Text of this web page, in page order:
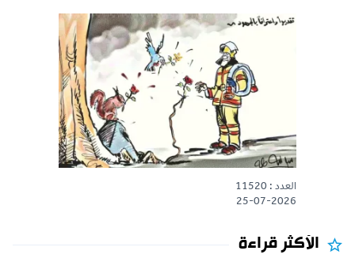
العدد : 11520
25-07-2026
الأكثر قراءة